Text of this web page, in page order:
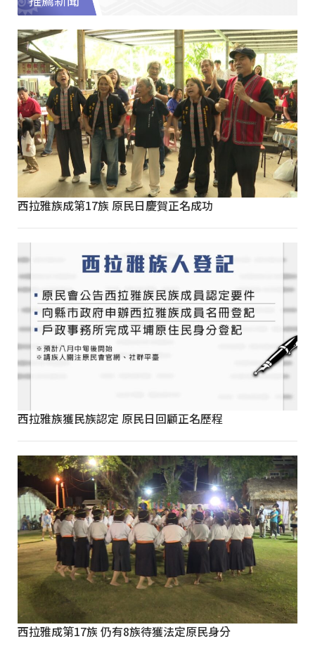
西拉雅族成第17族 原民日慶賀正名成功
西拉雅族獲民族認定 原民日回顧正名歷程
西拉雅成第17族 仍有8族待獲法定原民身分